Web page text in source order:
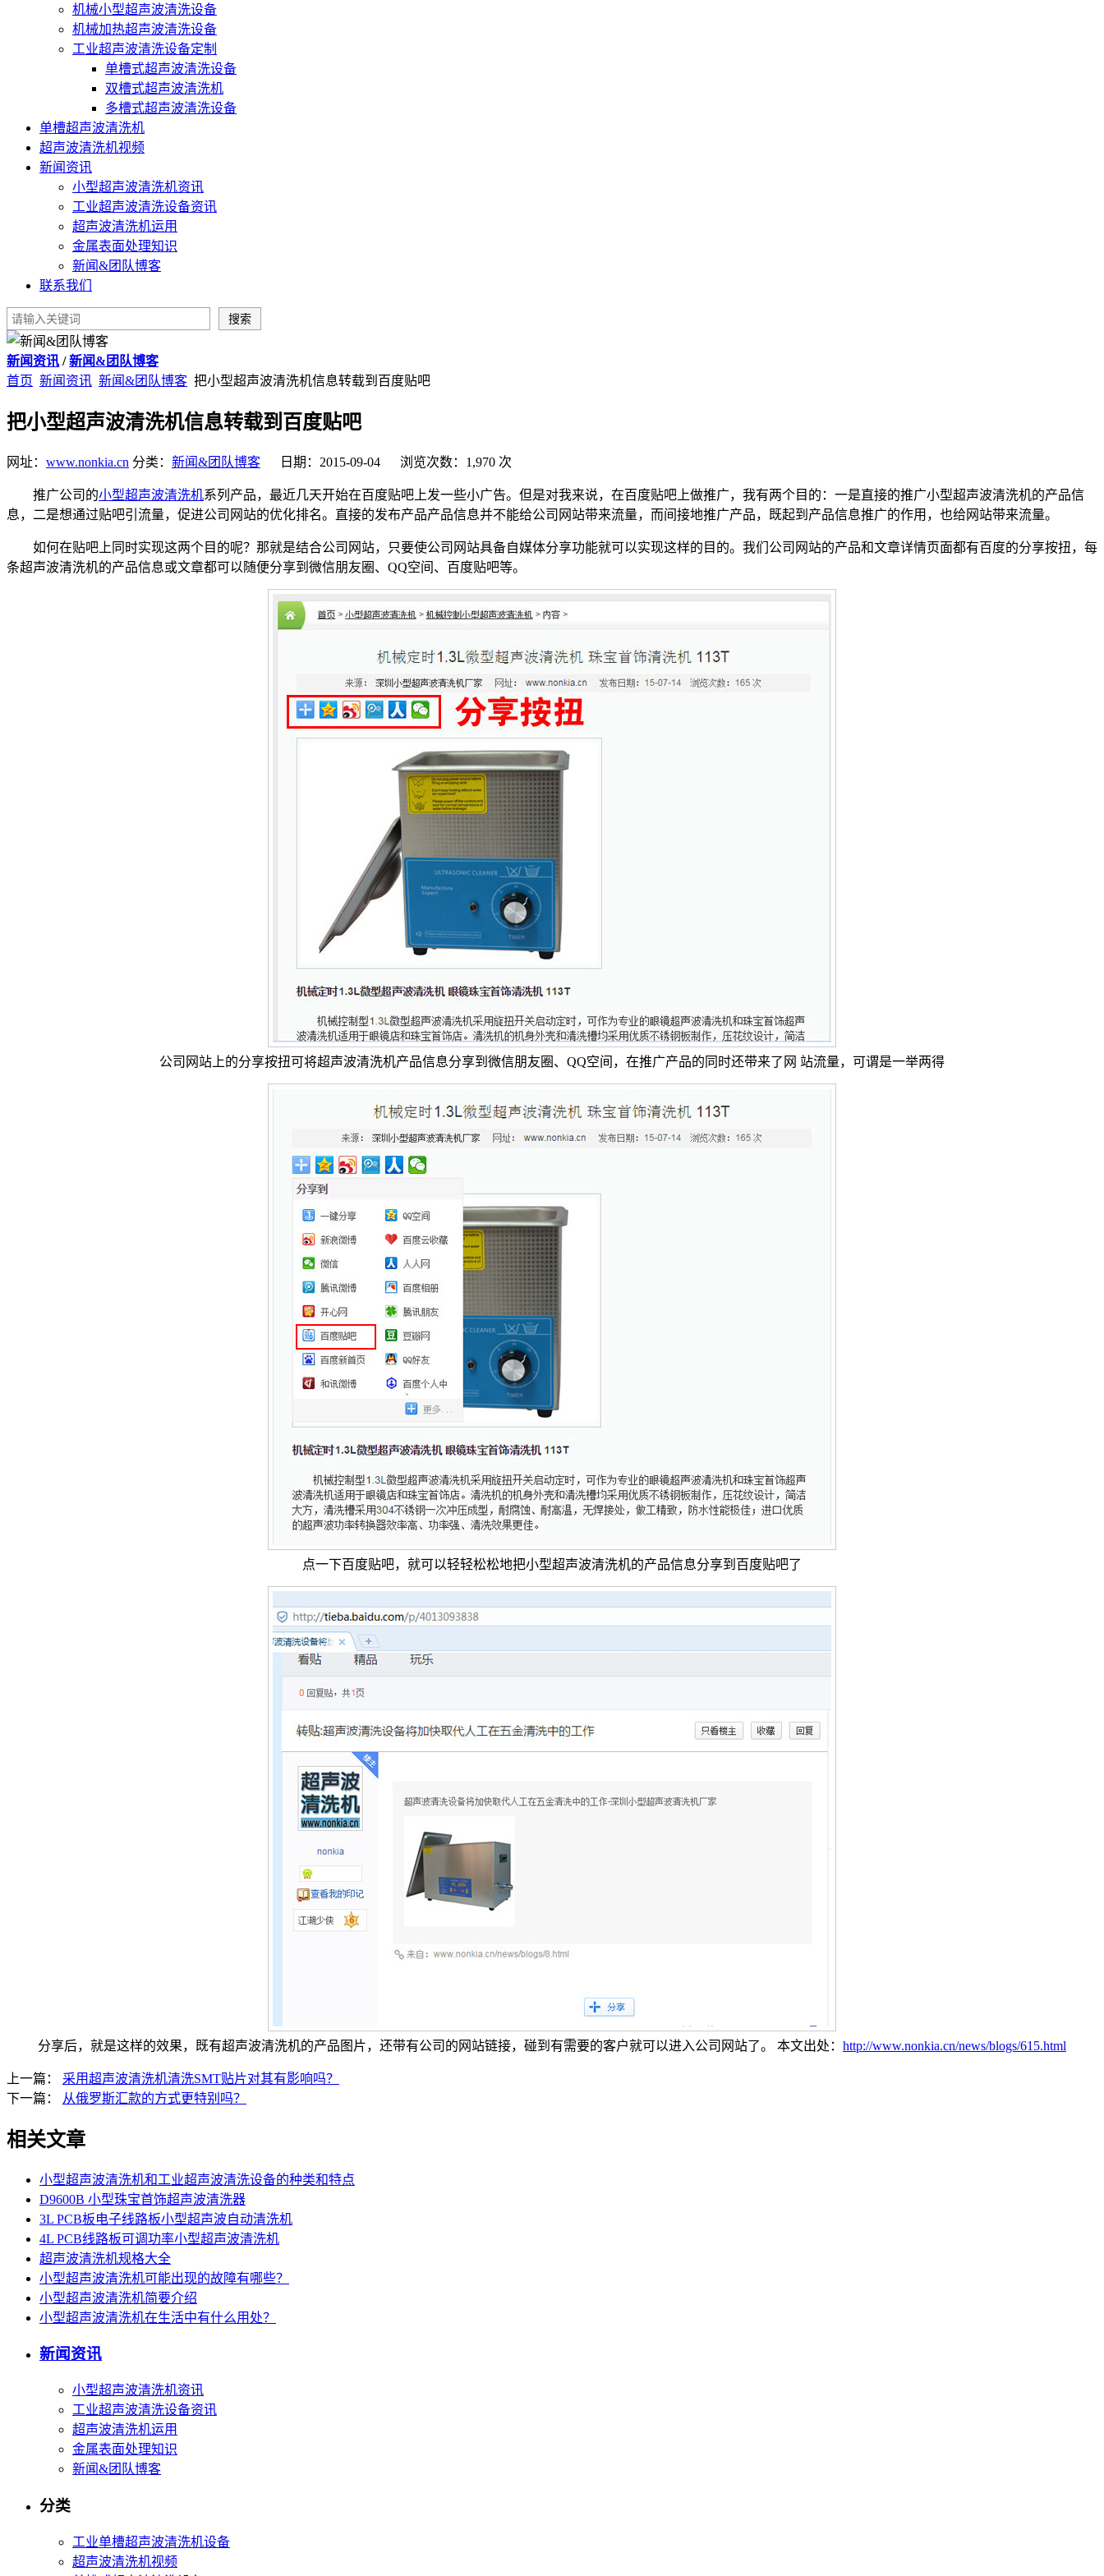
机械小型超声波清洗设备
机械加热超声波清洗设备
工业超声波清洗设备定制
单槽式超声波清洗设备
双槽式超声波清洗机
多槽式超声波清洗设备
单槽超声波清洗机
超声波清洗机视频
新闻资讯
小型超声波清洗机资讯
工业超声波清洗设备资讯
超声波清洗机运用
金属表面处理知识
新闻&团队博客
联系我们
新闻资讯 / 新闻&团队博客
首页 新闻资讯 新闻&团队博客 把小型超声波清洗机信息转载到百度贴吧
把小型超声波清洗机信息转载到百度贴吧
网址： www.nonkia.cn 分类： 新闻&团队博客 日期：2015-09-04 浏览次数：1,970 次
推广公司的小型超声波清洗机系列产品，最近几天开始在百度贴吧上发一些小广告。但是对我来说，在百度贴吧上做推广，我有两个目的：一是直接的推广小型超声波清洗机的产品信
息，二是想通过贴吧引流量，促进公司网站的优化排名。直接的发布产品产品信息并不能给公司网站带来流量，而间接地推广产品，既起到产品信息推广的作用，也给网站带来流量。
如何在贴吧上同时实现这两个目的呢？那就是结合公司网站，只要使公司网站具备自媒体分享功能就可以实现这样的目的。我们公司网站的产品和文章详情页面都有百度的分享按扭，每
条超声波清洗机的产品信息或文章都可以随便分享到微信朋友圈、QQ空间、百度贴吧等。
公司网站上的分享按扭可将超声波清洗机产品信息分享到微信朋友圈、QQ空间，在推广产品的同时还带来了网 站流量，可谓是一举两得
点一下百度贴吧，就可以轻轻松松地把小型超声波清洗机的产品信息分享到百度贴吧了
分享后，就是这样的效果，既有超声波清洗机的产品图片，还带有公司的网站链接，碰到有需要的客户就可以进入公司网站了。 本文出处： http://www.nonkia.cn/news/blogs/615.html
上一篇： 采用超声波清洗机清洗SMT贴片对其有影响吗？
下一篇：
从俄罗斯汇款的方式更特别吗？
相关文章
小型超声波清洗机和工业超声波清洗设备的种类和特点
D9600B 小型珠宝首饰超声波清洗器
3L PCB板电子线路板小型超声波自动清洗机
4L PCB线路板可调功率小型超声波清洗机
超声波清洗机规格大全
小型超声波清洗机可能出现的故障有哪些？
小型超声波清洗机简要介绍
小型超声波清洗机在生活中有什么用处？
新闻资讯
小型超声波清洗机资讯
工业超声波清洗设备资讯
超声波清洗机运用
金属表面处理知识
新闻&团队博客
分类
工业单槽超声波清洗机设备
超声波清洗机视频